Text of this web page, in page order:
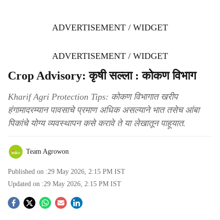
ADVERTISEMENT / WIDGET
ADVERTISEMENT / WIDGET
Crop Advisory: कृषी सल्ला : कोकण विभाग
Kharif Agri Protection Tips: कोकण विभागात खरीप
हंगामादरम्यान पावसाचे प्रमाण अधिक असल्याने भात तसेच आंबा
पिकांचे योग्य व्यवस्थापन कसे करावे ते या लेखातून पाहूयात.
Team Agrowon
Published on :29 May 2026, 2:15 PM IST
Updated on :29 May 2026, 2:15 PM IST
S